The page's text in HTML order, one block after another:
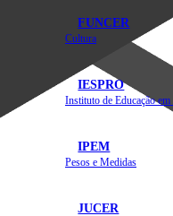
FUNCER
Cultura
IESPRO
IPEM
Pesos e Medidas
JUCER